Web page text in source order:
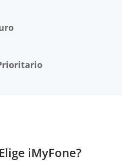
iMyFone?